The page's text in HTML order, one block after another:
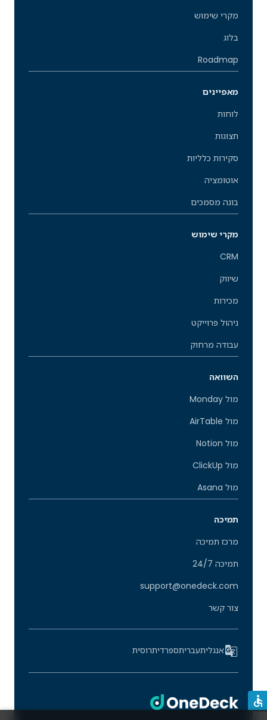
מקרי שימוש
בלוג
Roadmap
מאפיינים
לוחות
תצוגות
סקירות כלליות
אוטומציה
בונה מסמכים
מקרי שימוש
CRM
שיווק
מכירות
ניהול פרוייקט
עבודה מרחוק
השוואה
מול Monday
מול AirTable
מול Notion
מול ClickUp
מול Asana
תמיכה
מרכז תמיכה
תמיכה 24/7
support@onedeck.com
צור קשר
אנגליתעבריתספרדיתרוסית